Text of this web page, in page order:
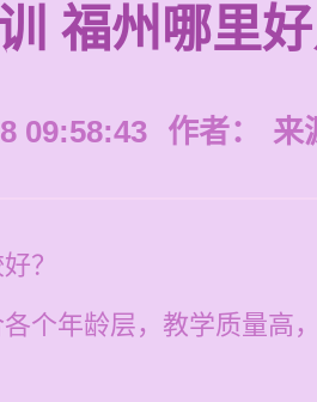
福州哪里
09:58:43 作者： 来
？
个年龄层，教学质量高